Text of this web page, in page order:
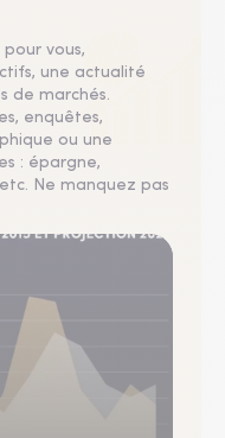
vous,
une actualité
de marchés.
enquêtes,
ou une
: épargne,
Ne manquez pas